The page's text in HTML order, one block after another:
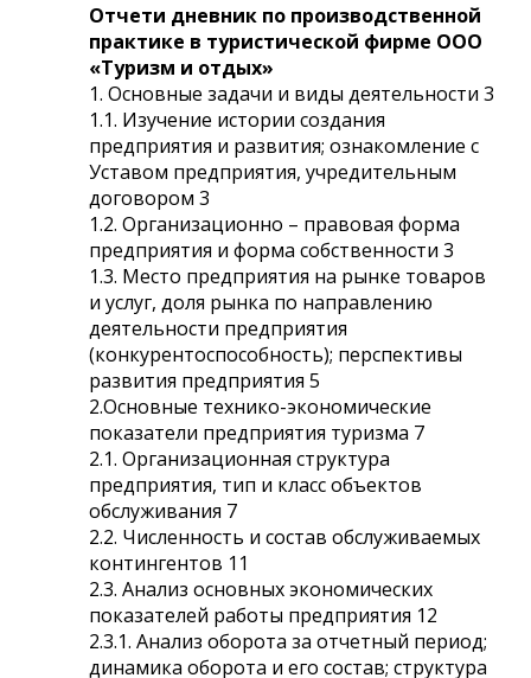
Отчети дневник по производственной
практике в туристической фирме ООО
«Туризм и отдых»
1. Основные задачи и виды деятельности 3
1.1. Изучение истории создания
предприятия и развития; ознакомление с
Уставом предприятия, учредительным
договором 3
1.2. Организационно – правовая форма
предприятия и форма собственности 3
1.3. Место предприятия на рынке товаров
и услуг, доля рынка по направлению
деятельности предприятия
(конкурентоспособность); перспективы
развития предприятия 5
2.Основные технико-экономические
показатели предприятия туризма 7
2.1. Организационная структура
предприятия, тип и класс объектов
обслуживания 7
2.2. Численность и состав обслуживаемых
контингентов 11
2.3. Анализ основных экономических
показателей работы предприятия 12
2.3.1. Анализ оборота за отчетный период;
динамика оборота и его состав; структура